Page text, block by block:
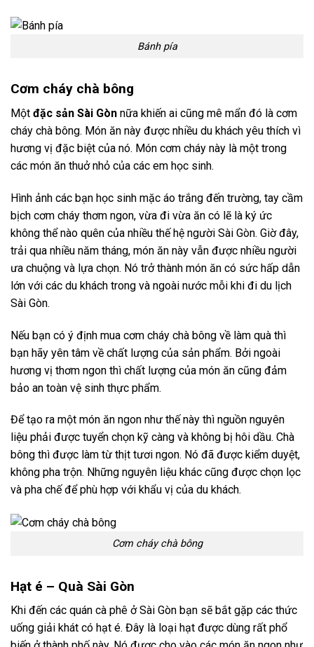
Bánh pía
Cơm cháy chà bông
Một đặc sản Sài Gòn nữa khiến ai cũng mê mẩn đó là cơm
cháy chà bông. Món ăn này được nhiều du khách yêu thích vì
hương vị đặc biệt của nó. Món cơm cháy này là một trong
các món ăn thuở nhỏ của các em học sinh.
Hình ảnh các bạn học sinh mặc áo trắng đến trường, tay cầm
bịch cơm cháy thơm ngon, vừa đi vừa ăn có lẽ là ký ức
không thể nào quên của nhiều thế hệ người Sài Gòn. Giờ đây,
trải qua nhiều năm tháng, món ăn này vẫn được nhiều người
ưa chuộng và lựa chọn. Nó trở thành món ăn có sức hấp dẫn
lớn với các du khách trong và ngoài nước mỗi khi đi du lịch
Sài Gòn.
Nếu bạn có ý định mua cơm cháy chà bông về làm quà thì
bạn hãy yên tâm về chất lượng của sản phẩm. Bởi ngoài
hương vị thơm ngon thì chất lượng của món ăn cũng đảm
bảo an toàn vệ sinh thực phẩm.
Để tạo ra một món ăn ngon như thế này thì nguồn nguyên
liệu phải được tuyển chọn kỹ càng và không bị hôi dầu. Chà
bông thì được làm từ thịt tươi ngon. Nó đã được kiểm duyệt,
không pha trộn. Những nguyên liệu khác cũng được chọn lọc
và pha chế để phù hợp với khẩu vị của du khách.
Cơm cháy chà bông
Hạt é – Quà Sài Gòn
Khi đến các quán cà phê ở Sài Gòn bạn sẽ bắt gặp các thức
uống giải khát có hạt é. Đây là loại hạt được dùng rất phổ